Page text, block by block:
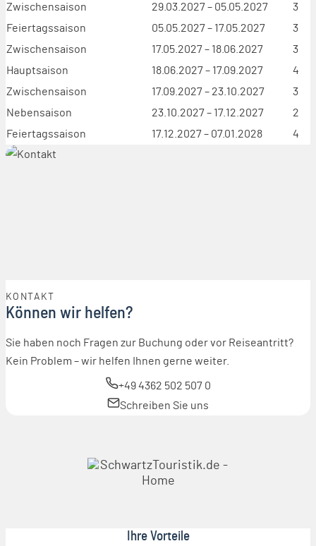
Zwischensaison
29.03.2027 – 05.05.2027
3
Feiertagssaison
05.05.2027 – 17.05.2027
3
Zwischensaison
17.05.2027 – 18.06.2027
3
Hauptsaison
18.06.2027 – 17.09.2027
4
Zwischensaison
17.09.2027 – 23.10.2027
3
Nebensaison
23.10.2027 – 17.12.2027
2
Feiertagssaison
17.12.2027 – 07.01.2028 4
KONTAKT
Können wir helfen?
Sie haben noch Fragen zur Buchung oder vor Reiseantritt?
Kein Problem – wir helfen Ihnen gerne weiter.
+49 4362 502 507 0
Schreiben Sie uns
Ihre Vorteile